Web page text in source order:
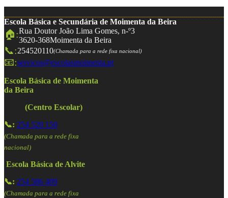
Escola Básica e Secundária de Moimenta da Beira
🏠:Rua Doutor João Lima Gomes, n-º3
3620-368Moimenta da Beira
📞:254520110(Chamada para a rede fixa nacional)
📧:servicos@escolasmoimenta.pt
Escola Básica de Moimenta
da Beira
(Centro Escolar)
📞: 254 520 150
(Chamada para a rede fixa
nacional)
Escola Básica de Alvite
📞: 254 586 409
(Chamada para a rede fixa